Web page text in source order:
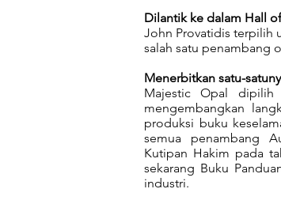
Dilantik ke dalam Hall
John Provatidis terpilih
salah satu penambang
Menerbitkan satu-
Majestic Opal dipilih
mengembangkan
produksi buku
semua penambang
Kutipan Hakim pada
sekarang Buku
industri.